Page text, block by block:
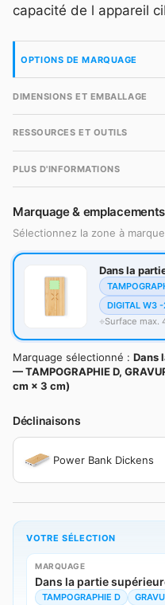
capacité de l appareil
OPTIONS DE MARQUAGE
DIMENSIONS ET EMBALLAGE
RESSOURCES ET OUTILS
PLUS D'INFORMATIONS
Marquage & emplacements
Sélectionnez la zone à
Dans la
DIGITAL W3
Surface max.
Marquage sélectionné : Dans
— TAMPOGRAPHIE D,
cm × 3 cm)
Déclinaisons
Power Bank Dickens
VOTRE SÉLECTION
MARQUAGE
Dans la partie
TAMPOGRAPHIE D